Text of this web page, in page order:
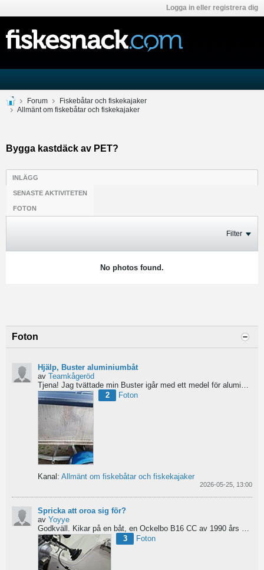
Logga in eller registrera dig
Forum
Fiskebåtar och fiskekajaker
Allmänt om fiskebåtar och fiskekajaker
Bygga kastdäck av PET?
INLÄGG
SENASTE AKTIVITETEN
FOTON
Filter
No photos found.
Foton
Hjälp, Buster aluminiumbåt
av Teamkågeröd
Tjena! Jag tvättade min Buster igår med ett medel för aluminiumbåtar och nu blev ytan konstig/flammig...
2
Foton
Kanal: Allmänt om fiskebåtar och fiskekajaker
2026-05-25, 13:00
Spricka att oroa sig för?
av Yoyye
Godkväll.
Kikar på en båt, en Ockelbo B16 CC av 1990 års modell, men skulle behöva lite...
3
Foton